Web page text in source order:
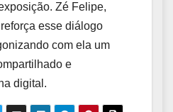
Zé Felipe,
esse diálogo
com ela um
e
digital.